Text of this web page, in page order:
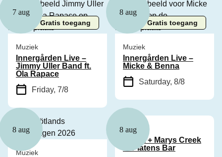
7 aug
Gratis toegang
Muziek
Innergården Live –
Jimmy Uller Band ft.
Ola Rapace
Friday, 7/8
8 aug
Gratis toegang
Muziek
Innergården Live –
Micke & Benna
Saturday, 8/8
8 aug
Muziek
8 aug
Muziek
Cyhra + Marys Creek
in Platens Bar